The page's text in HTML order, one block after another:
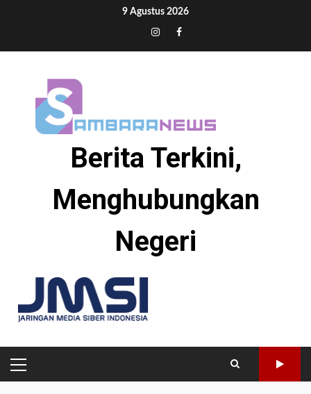
9 Agustus 2026
Tiktok
InstagramFacebook
Berita Terkini,
Menghubungkan
Negeri
PRIMARY
MENU